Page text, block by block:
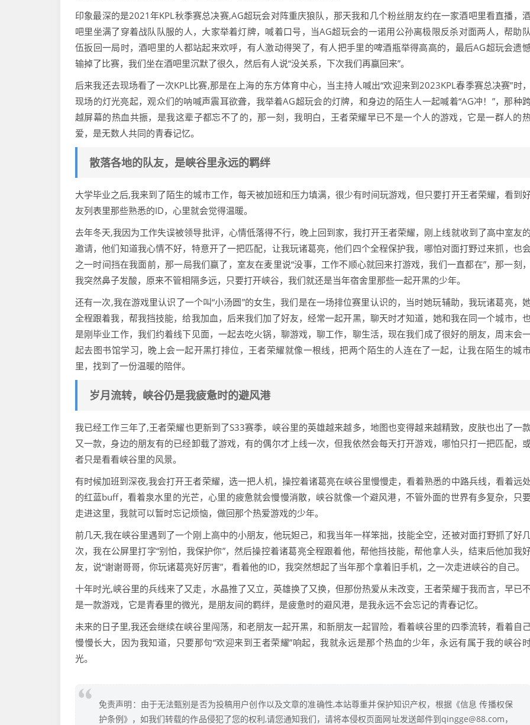
印象最深的是2021年KPL秋季赛总决赛,AG超玩会对阵重庆狼队，那天我和几个粉丝朋友约在一家酒吧里看直播，
吧里坐满了穿着战队队服的人，大家举着灯牌，喊着口号，当AG超玩会的一诺用公孙离极限反杀对面两人，帮助队
伍扳回一局时，酒吧里的人都站起来欢呼，有人激动得哭了，有人把手里的啤酒瓶举得高高的，最后AG超玩会遗
输掉了比赛，我们坐在酒吧里沉默了很久，然后有人说“没关系，下次我们再赢回来”。
后来我还去现场看了一次KPL比赛,那是在上海的东方体育中心，当主持人喊出“欢迎来到2023KPL春季赛总决赛”时，
现场的灯光亮起，观众们的呐喊声震耳欲聋，我举着AG超玩会的灯牌，和身边的陌生人一起喊着“AG冲！”，那种
越屏幕的热血共振，是我这辈子都忘不了的，那一刻，我明白，王者荣耀早已不是一个人的游戏，它是一群人的
爱，是无数人共同的青春记忆。
散落各地的队友，是峡谷里永远的羁绊
大学毕业之后,我来到了陌生的城市工作，每天被加班和压力填满，很少有时间玩游戏，但只要打开王者荣耀，看到
友列表里那些熟悉的ID，心里就会觉得温暖。
去年冬天,我因为工作失误被领导批评，心情低落得不行，晚上回到家，我打开王者荣耀，刚上线就收到了高中室友的
邀请，他们知道我心情不好，特意开了一把匹配，让我玩诸葛亮，他们四个全程保护我，哪怕对面打野过来抓，也
之一时间挡在我面前，那一局我们赢了，室友在麦里说“没事，工作不顺心就回来打游戏，我们一直都在”，那一刻，
我突然鼻子发酸，原来不管相隔多远，只要打开峡谷，我们就还是当年宿舍里那些一起开黑的少年。
还有一次,我在游戏里认识了一个叫“小汤圆”的女生，我们是在一场排位赛里认识的，当时她玩辅助，我玩诸葛亮，
全程跟着我，帮我挡技能，给我加血，后来我们加了好友，经常一起开黑，聊天时才知道，她和我在同一个城市，
是刚毕业工作，我们约着线下见面，一起去吃火锅，聊游戏，聊工作，聊生活，现在我们成了很好的朋友，周末会
起去图书馆学习，晚上会一起开黑打排位，王者荣耀就像一根线，把两个陌生的人连在了一起，让我在陌生的城
里，找到了一份温暖的陪伴。
岁月流转，峡谷仍是我疲惫时的避风港
我已经工作三年了,王者荣耀也更新到了S33赛季，峡谷里的英雄越来越多，地图也变得越来越精致，皮肤也出了一
又一款，身边的朋友有的已经卸载了游戏，有的偶尔才上线一次，但我依然会每天打开游戏，哪怕只打一把匹配，
者只是看看峡谷里的风景。
有时候加班到深夜,我会打开王者荣耀，选一把人机，操控着诸葛亮在峡谷里慢慢走，看着熟悉的中路兵线，看着远处
的红蓝buff，看着泉水里的光芒，心里的疲惫就会慢慢消散，峡谷就像一个避风港，不管外面的世界有多复杂，只
走进这里，我就可以暂时忘记烦恼，做回那个热爱游戏的少年。
前几天,我在峡谷里遇到了一个刚上高中的小朋友，他玩妲己，和我当年一样笨拙，技能全空，还被对面打野抓了好
次，我在公屏里打字“别怕，我保护你”，然后操控着诸葛亮全程跟着他，帮他挡技能，帮他拿人头，结束后他加我
友，说“谢谢哥哥，你玩诸葛亮好厉害”，看着他的ID，我突然想起了当年那个拿着旧手机，之一次走进峡谷的自己。
十年时光,峡谷里的兵线来了又走，水晶推了又立，英雄换了又换，但那份热爱从未改变，王者荣耀于我而言，早已
是一款游戏，它是青春里的微光，是朋友间的羁绊，是疲惫时的避风港，是我永远不会忘记的青春记忆。
未来的日子里,我还会继续在峡谷里闯荡，和老朋友一起开黑，和新朋友一起冒险，看着峡谷里的四季流转，看着自
慢慢长大，因为我知道，只要那句“欢迎来到王者荣耀”响起，我就永远是那个热血的少年，永远有属于我的峡谷
光。
免责声明：由于无法甄别是否为投稿用户创作以及文章的准确性,本站尊重并保护知识产权，根据《信息 传播权保
护条例》，如我们转载的作品侵犯了您的权利,请您通知我们，请将本侵权页面网址发送邮件到qingge@88.com，